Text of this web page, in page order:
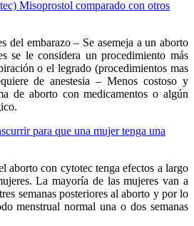
Misoprostol comparado con otros
del embarazo – Se asemeja a un aborto
se le considera un procedimiento más
o el legrado (procedimientos mas
de anestesia – Menos costoso y
de aborto con medicamentos o algún
para que una mujer tenga una
aborto con cytotec tenga efectos a largo
La mayoría de las mujeres van a
semanas posteriores al aborto y por lo
menstrual normal una o dos semanas